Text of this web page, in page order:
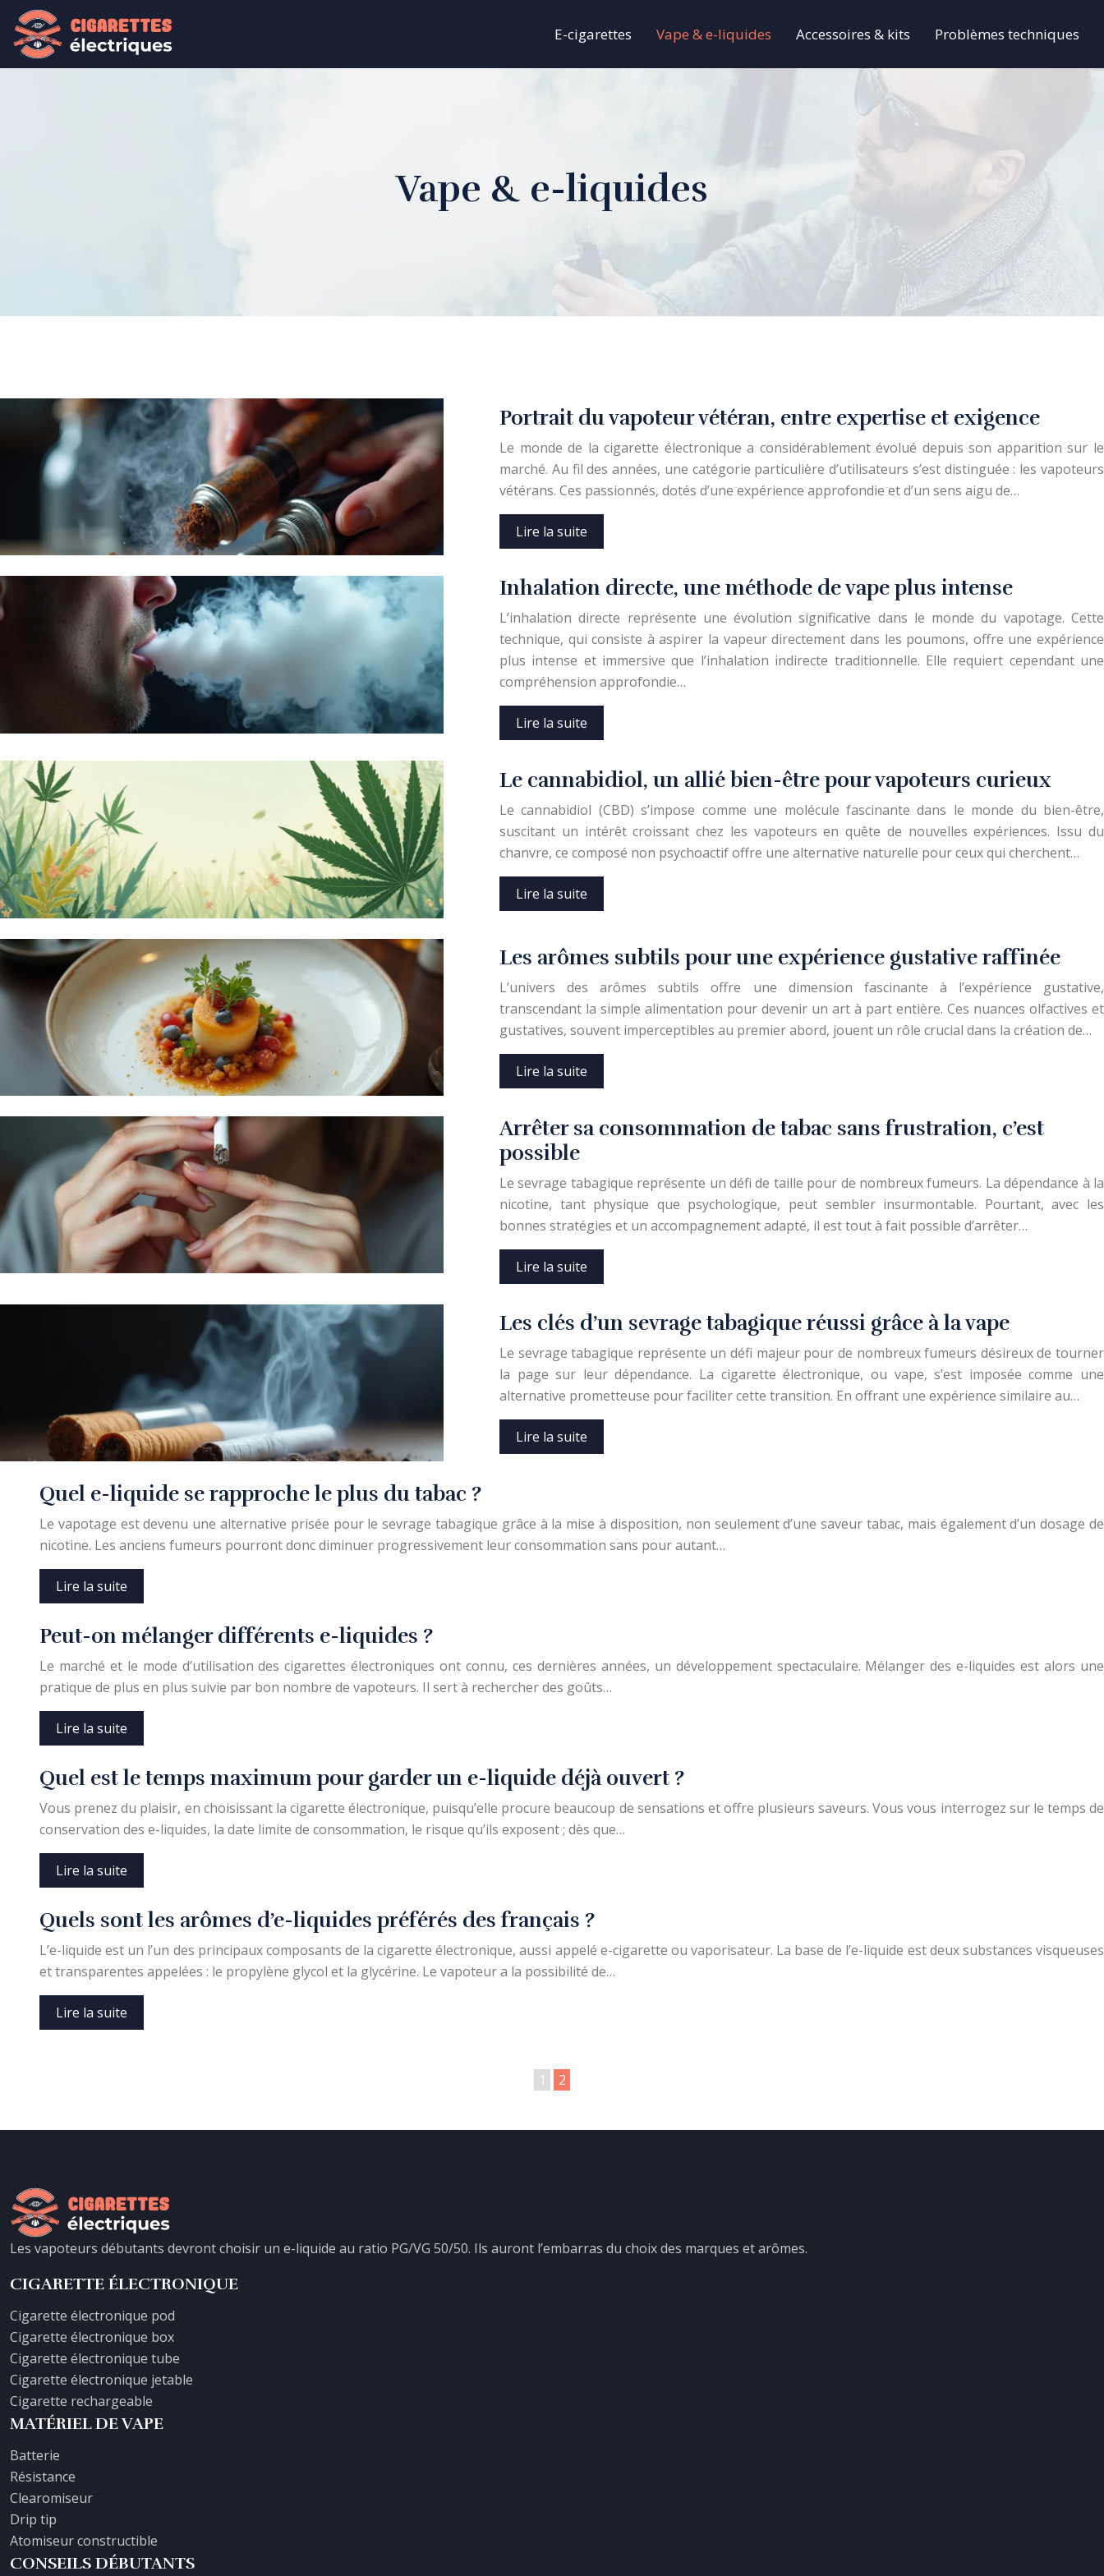
E-cigarettes Vape & e-liquides Accessoires & kits Problèmes techniques
Vape & e-liquides
Portrait du vapoteur vétéran, entre expertise et exigence
Le monde de la cigarette électronique a considérablement évolué depuis son apparition sur le
marché. Au fil des années, une catégorie particulière d’utilisateurs s’est distinguée : les vapoteurs
vétérans. Ces passionnés, dotés d’une expérience approfondie et d’un sens aigu de…
Lire la suite
Inhalation directe, une méthode de vape plus intense
L’inhalation directe représente une évolution significative dans le monde du vapotage. Cette
technique, qui consiste à aspirer la vapeur directement dans les poumons, offre une expérience
plus intense et immersive que l’inhalation indirecte traditionnelle. Elle requiert cependant une
compréhension approfondie…
Lire la suite
Le cannabidiol, un allié bien-être pour vapoteurs curieux
Le cannabidiol (CBD) s’impose comme une molécule fascinante dans le monde du bien-être,
suscitant un intérêt croissant chez les vapoteurs en quête de nouvelles expériences. Issu du
chanvre, ce composé non psychoactif offre une alternative naturelle pour ceux qui cherchent…
Lire la suite
Les arômes subtils pour une expérience gustative raffinée
L’univers des arômes subtils offre une dimension fascinante à l’expérience gustative,
transcendant la simple alimentation pour devenir un art à part entière. Ces nuances olfactives et
gustatives, souvent imperceptibles au premier abord, jouent un rôle crucial dans la création de…
Lire la suite
Arrêter sa consommation de tabac sans frustration, c’est
possible
Le sevrage tabagique représente un défi de taille pour de nombreux fumeurs. La dépendance à la
nicotine, tant physique que psychologique, peut sembler insurmontable. Pourtant, avec les
bonnes stratégies et un accompagnement adapté, il est tout à fait possible d’arrêter…
Lire la suite
Les clés d’un sevrage tabagique réussi grâce à la vape
Le sevrage tabagique représente un défi majeur pour de nombreux fumeurs désireux de tourner
la page sur leur dépendance. La cigarette électronique, ou vape, s’est imposée comme une
alternative prometteuse pour faciliter cette transition. En offrant une expérience similaire au…
Lire la suite
Quel e-liquide se rapproche le plus du tabac ?
Le vapotage est devenu une alternative prisée pour le sevrage tabagique grâce à la mise à disposition, non seulement d’une saveur tabac, mais également d’un dosage de
nicotine. Les anciens fumeurs pourront donc diminuer progressivement leur consommation sans pour autant…
Lire la suite
Peut-on mélanger différents e-liquides ?
Le marché et le mode d’utilisation des cigarettes électroniques ont connu, ces dernières années, un développement spectaculaire. Mélanger des e-liquides est alors une
pratique de plus en plus suivie par bon nombre de vapoteurs. Il sert à rechercher des goûts…
Lire la suite
Quel est le temps maximum pour garder un e-liquide déjà ouvert ?
Vous prenez du plaisir, en choisissant la cigarette électronique, puisqu’elle procure beaucoup de sensations et offre plusieurs saveurs. Vous vous interrogez sur le temps de
conservation des e-liquides, la date limite de consommation, le risque qu’ils exposent ; dès que…
Lire la suite
Quels sont les arômes d’e-liquides préférés des français ?
L’e-liquide est un l’un des principaux composants de la cigarette électronique, aussi appelé e-cigarette ou vaporisateur. La base de l’e-liquide est deux substances visqueuses
et transparentes appelées : le propylène glycol et la glycérine. Le vapoteur a la possibilité de…
Lire la suite
1 2
Les vapoteurs débutants devront choisir un e-liquide au ratio PG/VG 50/50. Ils auront l’embarras du choix des marques et arômes.
CIGARETTE ÉLECTRONIQUE
Cigarette électronique pod
Cigarette électronique box
Cigarette électronique tube
Cigarette électronique jetable
Cigarette rechargeable
MATÉRIEL DE VAPE
Batterie
Résistance
Clearomiseur
Drip tip
Atomiseur constructible
CONSEILS DÉBUTANTS